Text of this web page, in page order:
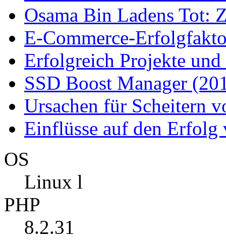
Osama Bin Ladens Tot:
E-Commerce-
Erfolgreich Projekte
SSD Boost Manager
Ursachen für Scheitern
Einflüsse auf den
OS
Linux l
PHP
8.2.31